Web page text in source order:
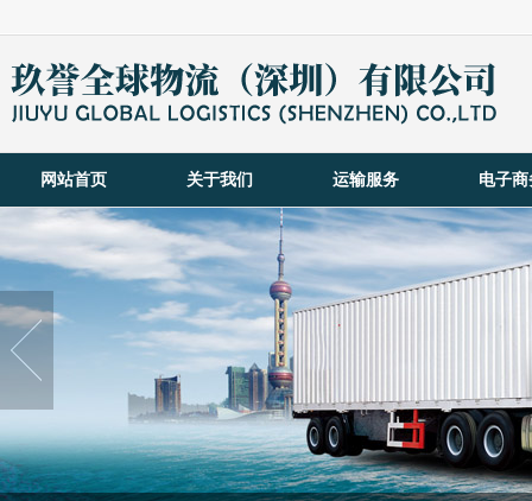
网站首页 关于我们 运输服务 电子商